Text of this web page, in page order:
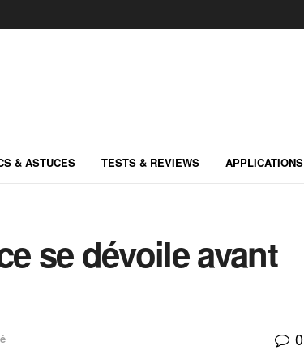
& ASTUCES TESTS & REVIEWS APPLICATIONS
se dévoile avant
0